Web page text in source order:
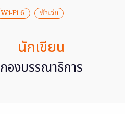
Wi-Fi 6 หัวเว่ย
นักเขียน
กองบรรณาธิการ